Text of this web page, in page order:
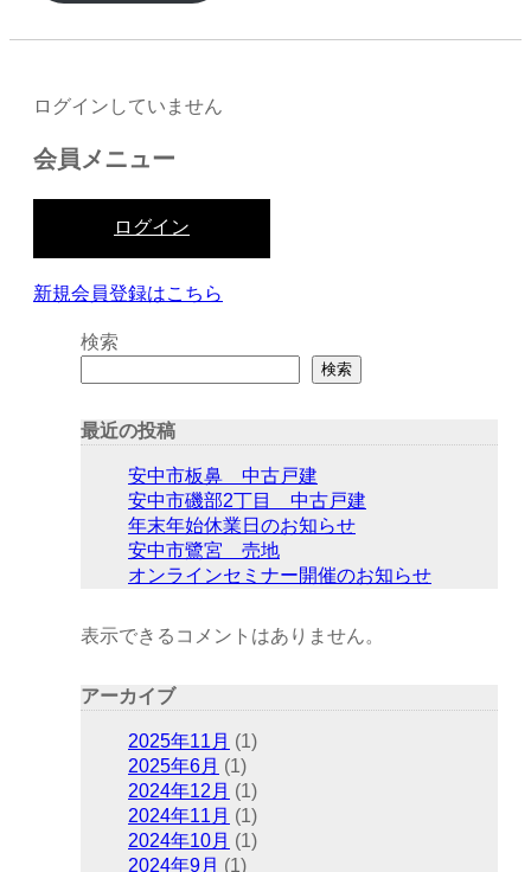
ログインしていません
会員メニュー
ログイン
新規会員登録はこちら
検索
検索
最近の投稿
安中市板鼻 中古戸建
安中市磯部2丁目 中古戸建
年末年始休業日のお知らせ
安中市鷺宮 売地
オンラインセミナー開催のお知らせ
表示できるコメントはありません。
アーカイブ
2025年11月 (1)
2025年6月 (1)
2024年12月 (1)
2024年11月 (1)
2024年10月 (1)
2024年9月 (1)